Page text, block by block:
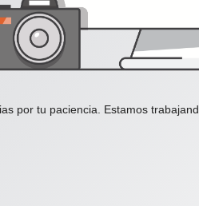
por tu paciencia. Estamos